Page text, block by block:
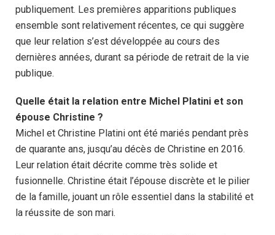
publiquement. Les premières apparitions publiques
ensemble sont relativement récentes, ce qui suggère
que leur relation s’est développée au cours des
dernières années, durant sa période de retrait de la vie
publique.
Quelle était la relation entre Michel Platini et son
épouse Christine ?
Michel et Christine Platini ont été mariés pendant près
de quarante ans, jusqu’au décès de Christine en 2016.
Leur relation était décrite comme très solide et
fusionnelle. Christine était l’épouse discrète et le pilier
de la famille, jouant un rôle essentiel dans la stabilité et
la réussite de son mari.